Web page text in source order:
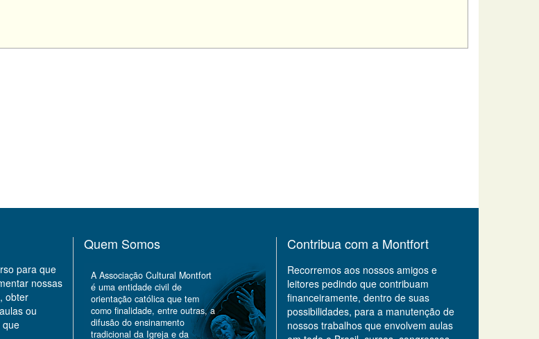
para que
nossas
obter
ou
que
Quem Somos
A Associação Cultural Montfort
é uma entidade civil de
orientação católica que tem
como finalidade, entre outras, a
difusão do ensinamento
tradicional da Igreja e da
Contribua com a Montfort
Recorremos aos nossos amigos e
leitores pedindo que contribuam
financeiramente, dentro de suas
possibilidades, para a manutenção de
nossos trabalhos que envolvem aulas